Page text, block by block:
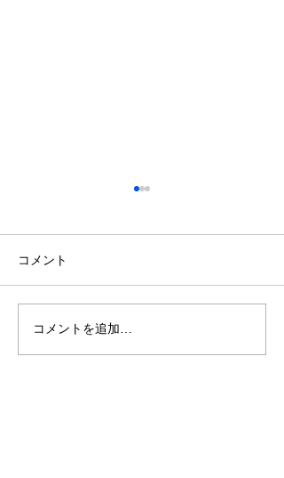
【2日間限定】最新のキッ
チン・お風呂・トイレを
コメント
コメントを追加…